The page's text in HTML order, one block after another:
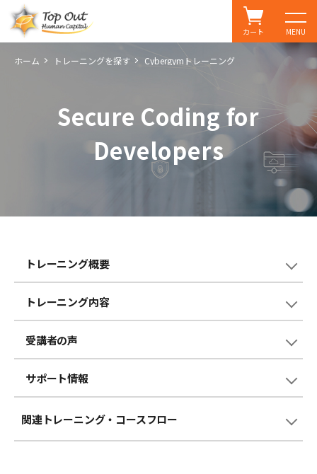
MENU
カート
ホーム トレーニングを探す Cybergymトレーニング
Secure Coding for
Developers
トレーニング概要
トレーニング内容
受講者の声
サポート情報
関連トレーニング・コースフロー